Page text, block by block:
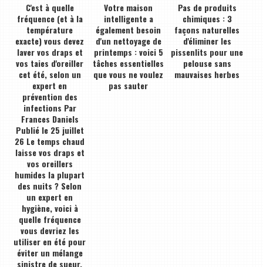
C'est à quelle
fréquence (et à la
température
exacte) vous devez
laver vos draps et
vos taies d'oreiller
cet été, selon un
expert en
prévention des
infections Par
Frances Daniels
Publié le 25 juillet
26 Le temps chaud
laisse vos draps et
vos oreillers
humides la plupart
des nuits ? Selon
un expert en
hygiène, voici à
quelle fréquence
vous devriez les
utiliser en été pour
éviter un mélange
sinistre de sueur,
Votre maison
intelligente a
également besoin
d'un nettoyage de
printemps : voici 5
tâches essentielles
que vous ne voulez
pas sauter
Pas de produits
chimiques : 3
façons naturelles
d'éliminer les
pissenlits pour une
pelouse sans
mauvaises herbes